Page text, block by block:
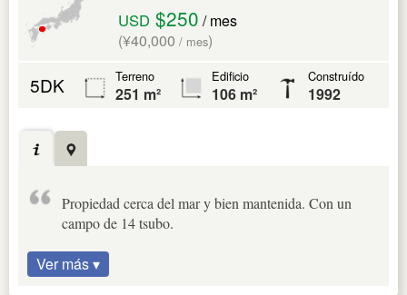
USD $250 / mes
(¥40,000 / mes)
5DK Terreno
251 m²
Edificio
106 m²
Construído
1992
Propiedad cerca del mar y bien mantenida. Con un
campo de 14 tsubo.
Ver más ▾